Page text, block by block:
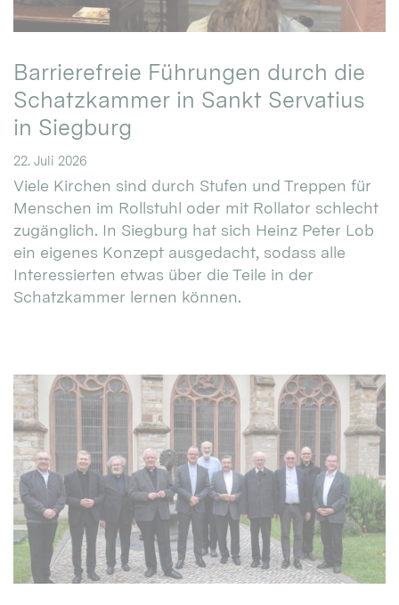
Barrierefreie Führungen durch die
Schatzkammer in Sankt Servatius
in Siegburg
22. Juli 2026
Viele Kirchen sind durch Stufen und Treppen für
Menschen im Rollstuhl oder mit Rollator schlecht
zugänglich. In Siegburg hat sich Heinz Peter Lob
ein eigenes Konzept ausgedacht, sodass alle
Interessierten etwas über die Teile in der
Schatzkammer lernen können.